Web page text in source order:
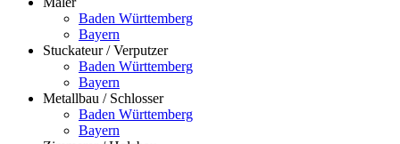
Baden Württemberg
Bayern
Stuckateur / Verputzer
Baden Württemberg
Bayern
Metallbau / Schlosser
Baden Württemberg
Bayern